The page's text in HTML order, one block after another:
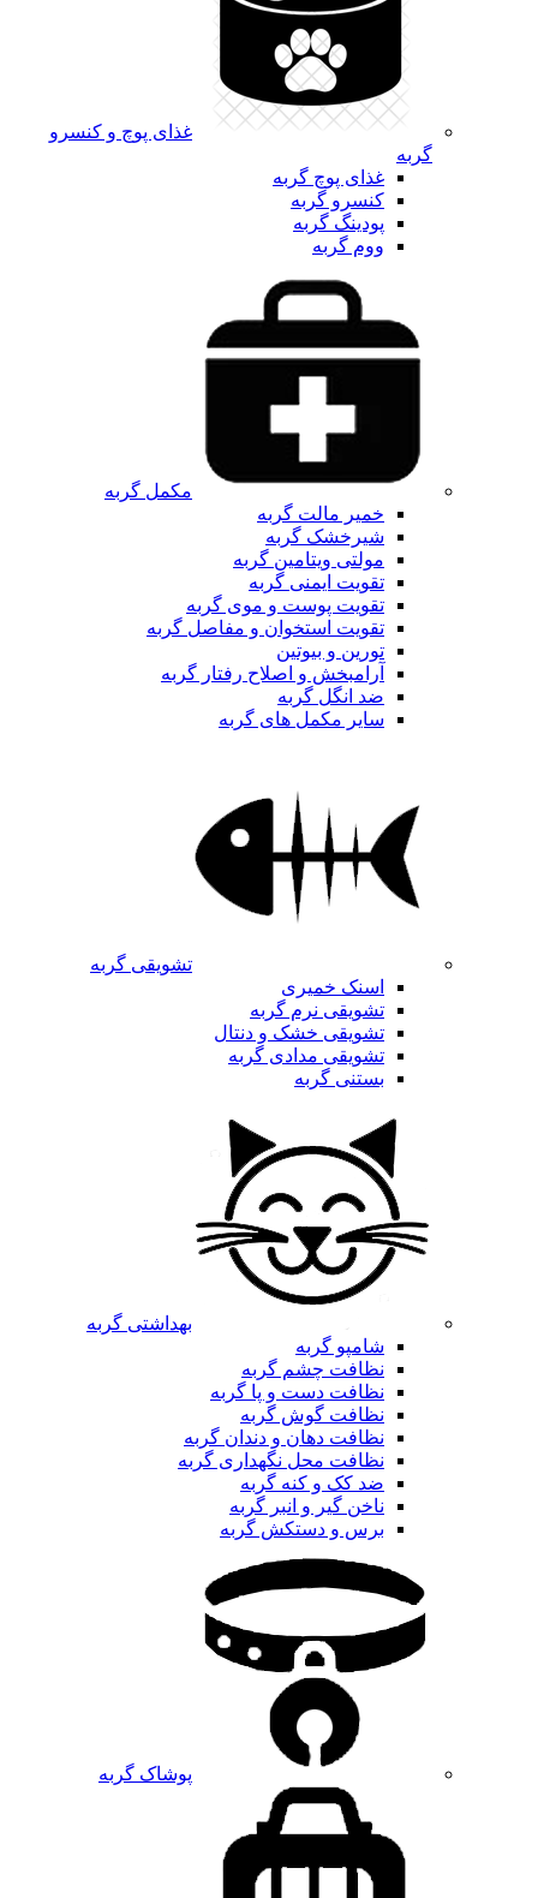
غذای پوچ و کنسرو
گربه
غذای پوچ گربه
کنسرو گربه
پودینگ گربه
ووم گربه
مکمل گربه
خمیر مالت گربه
شیرخشک گربه
مولتی ویتامین گربه
تقویت ایمنی گربه
تقویت پوست و موی گربه
تقویت استخوان و مفاصل گربه
تورین و بیوتین
آرامبخش و اصلاح رفتار گربه
ضد انگل گربه
سایر مکمل های گربه
تشویقی گربه
اسنک خمیری
تشویقی نرم گربه
تشویقی خشک و دنتال
تشویقی مدادی گربه
بستنی گربه
بهداشتی گربه
شامپو گربه
نظافت چشم گربه
نظافت دست و پا گربه
نظافت گوش گربه
نظافت دهان و دندان گربه
نظافت محل نگهداری گربه
ضد کک و کنه گربه
ناخن گیر و انبر گربه
برس و دستکش گربه
پوشاک گربه